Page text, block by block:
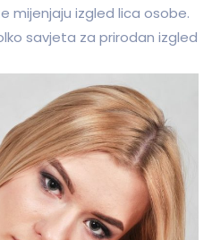
mijenjaju izgled lica osobe.
savjeta za prirodan izgled